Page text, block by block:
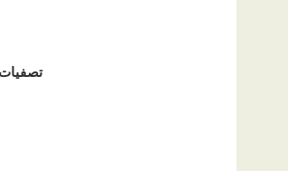
تصفيات كأس أمم